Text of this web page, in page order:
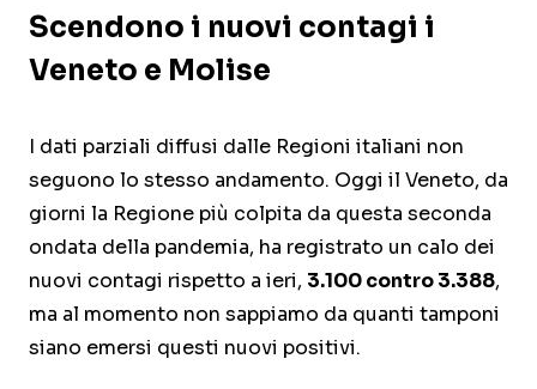
Scendono i nuovi contagi i
Veneto e Molise
I dati parziali diffusi dalle Regioni italiani non
seguono lo stesso andamento. Oggi il Veneto, da
giorni la Regione più colpita da questa seconda
ondata della pandemia, ha registrato un calo dei
nuovi contagi rispetto a ieri, 3.100 contro 3.388,
ma al momento non sappiamo da quanti tamponi
siano emersi questi nuovi positivi.